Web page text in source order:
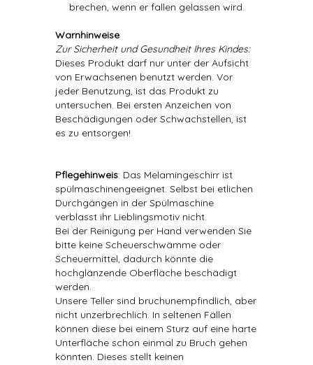
brechen, wenn er fallen gelassen wird.
Warnhinweise
Zur Sicherheit und Gesundheit Ihres Kindes:
Dieses Produkt darf nur unter der Aufsicht
von Erwachsenen benutzt werden. Vor
jeder Benutzung, ist das Produkt zu
untersuchen. Bei ersten Anzeichen von
Beschädigungen oder Schwachstellen, ist
es zu entsorgen!
Pflegehinweis: Das Melamingeschirr ist
spülmaschinengeeignet. Selbst bei etlichen
Durchgängen in der Spülmaschine
verblasst ihr Lieblingsmotiv nicht.
Bei der Reinigung per Hand verwenden Sie
bitte keine Scheuerschwämme oder
Scheuermittel, dadurch könnte die
hochglänzende Oberfläche beschädigt
werden.
Unsere Teller sind bruchunempfindlich, aber
nicht unzerbrechlich. In seltenen Fällen
können diese bei einem Sturz auf eine harte
Unterfläche schon einmal zu Bruch gehen
könnten. Dieses stellt keinen